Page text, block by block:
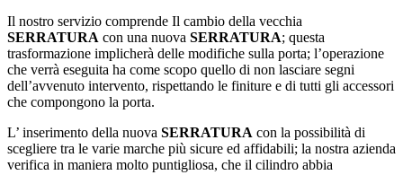
Il nostro servizio comprende Il cambio della vecchia
SERRATURA con una nuova SERRATURA; questa
trasformazione implicherà delle modifiche sulla porta; l’operazione
che verrà eseguita ha come scopo quello di non lasciare segni
dell’avvenuto intervento, rispettando le finiture e di tutti gli accessori
che compongono la porta.
L’ inserimento della nuova SERRATURA con la possibilità di
scegliere tra le varie marche più sicure ed affidabili; la nostra azienda
verifica in maniera molto puntigliosa, che il cilindro abbia